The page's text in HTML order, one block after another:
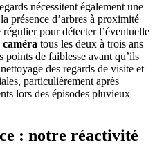
nécessitent également une
présence d’arbres à proximité
pour détecter l’éventuelle
caméra tous les deux à trois ans
points de faiblesse avant qu’ils
des regards de visite et
particulièrement après
lors des épisodes pluvieux
: notre réactivité